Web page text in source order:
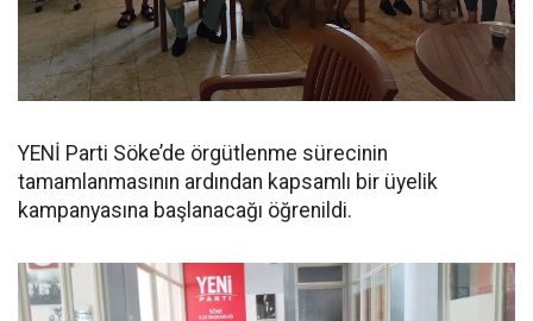
YENİ Parti Söke’de örgütlenme sürecinin
tamamlanmasının ardından kapsamlı bir üyelik
kampanyasına başlanacağı öğrenildi.